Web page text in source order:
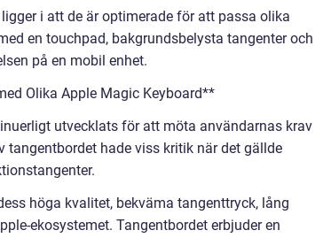
i att de är optimerade för att passa olika
en touchpad, bakgrundsbelysta tangenter och
på en mobil enhet.
Olika Apple Magic Keyboard**
utvecklats för att möta användarnas krav
hade viss kritik när det gällde
höga kvalitet, bekväma tangenttryck, lång
ekosystemet. Tangentbordet erbjuder en